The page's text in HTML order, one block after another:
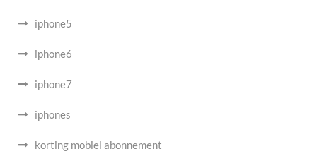
iphone5
iphone6
iphone7
iphones
korting mobiel abonnement